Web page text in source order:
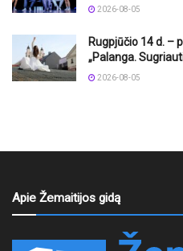
2026-08-05
Rugpjūčio 14 d. –
„Palanga.
2026-08-05
Apie Žemaitijos gidą